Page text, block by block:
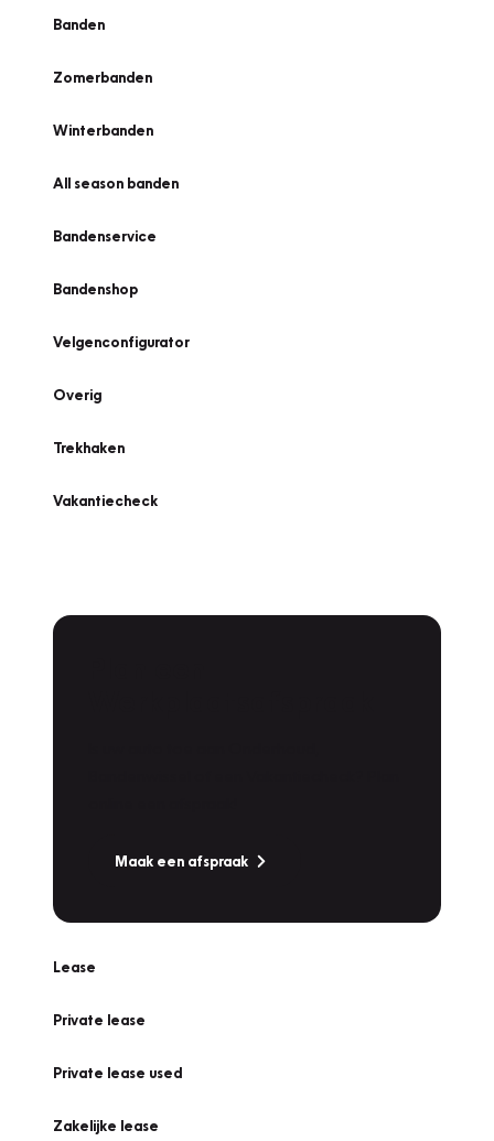
Banden
Zomerbanden
Winterbanden
All season banden
Bandenservice
Bandenshop
Velgenconfigurator
Overig
Trekhaken
Vakantiecheck
Maak een afspraak
Lease
Private lease
Private lease used
Zakelijke lease